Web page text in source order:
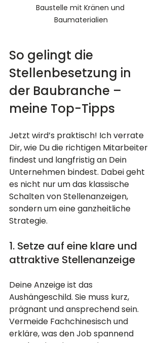
Baustelle mit Kränen und
Baumaterialien
So gelingt die
Stellenbesetzung in
der Baubranche –
meine Top-Tipps
Jetzt wird’s praktisch! Ich verrate
Dir, wie Du die richtigen Mitarbeiter
findest und langfristig an Dein
Unternehmen bindest. Dabei geht
es nicht nur um das klassische
Schalten von Stellenanzeigen,
sondern um eine ganzheitliche
Strategie.
1. Setze auf eine klare und
attraktive Stellenanzeige
Deine Anzeige ist das
Aushängeschild. Sie muss kurz,
prägnant und ansprechend sein.
Vermeide Fachchinesisch und
erkläre, was den Job spannend